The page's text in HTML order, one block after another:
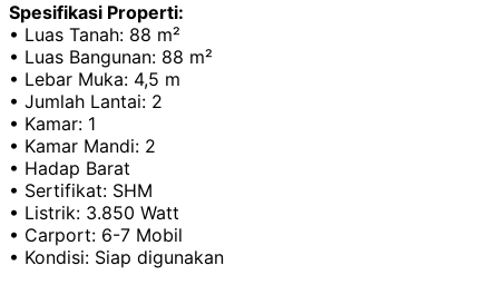
Spesifikasi Properti:
• Luas Tanah: 88 m²
• Luas Bangunan: 88 m²
• Lebar Muka: 4,5 m
• Jumlah Lantai: 2
• Kamar: 1
• Kamar Mandi: 2
• Hadap Barat
• Sertifikat: SHM
• Listrik: 3.850 Watt
• Carport: 6-7 Mobil
• Kondisi: Siap digunakan